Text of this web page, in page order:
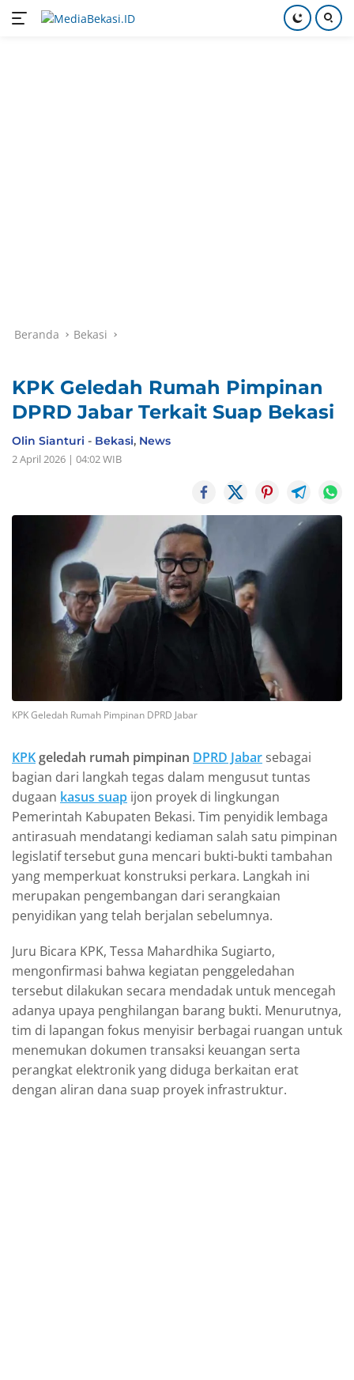
Beranda Bekasi
KPK Geledah Rumah Pimpinan
DPRD Jabar Terkait Suap Bekasi
Olin Sianturi - Bekasi, News
2 April 2026 | 04:02 WIB
KPK Geledah Rumah Pimpinan DPRD Jabar
KPK geledah rumah pimpinan DPRD Jabar sebagai
bagian dari langkah tegas dalam mengusut tuntas
dugaan kasus suap ijon proyek di lingkungan
Pemerintah Kabupaten Bekasi. Tim penyidik lembaga
antirasuah mendatangi kediaman salah satu pimpinan
legislatif tersebut guna mencari bukti-bukti tambahan
yang memperkuat konstruksi perkara. Langkah ini
merupakan pengembangan dari serangkaian
penyidikan yang telah berjalan sebelumnya.
Juru Bicara KPK, Tessa Mahardhika Sugiarto,
mengonfirmasi bahwa kegiatan penggeledahan
tersebut dilakukan secara mendadak untuk mencegah
adanya upaya penghilangan barang bukti. Menurutnya,
tim di lapangan fokus menyisir berbagai ruangan untuk
menemukan dokumen transaksi keuangan serta
perangkat elektronik yang diduga berkaitan erat
dengan aliran dana suap proyek infrastruktur.